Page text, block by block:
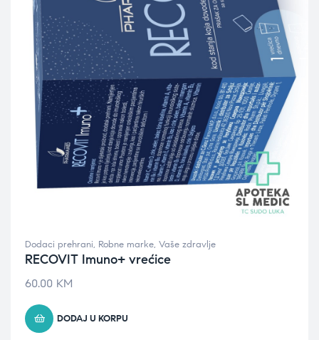
Dodaci prehrani, Robne marke, Vaše zdravlje
RECOVIT Imuno+ vrećice
60.00 KM
DODAJ U KORPU